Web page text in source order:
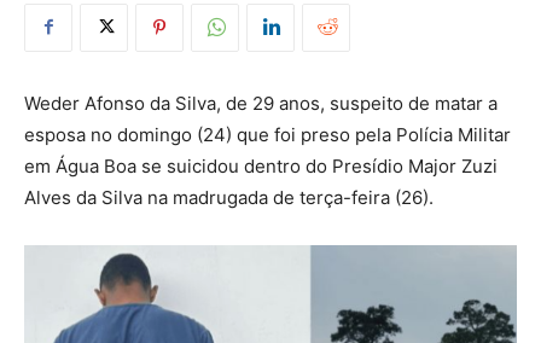
Weder Afonso da Silva, de 29 anos, suspeito de matar a
esposa no domingo (24) que foi preso pela Polícia Militar
em Água Boa se suicidou dentro do Presídio Major Zuzi
Alves da Silva na madrugada de terça-feira (26).